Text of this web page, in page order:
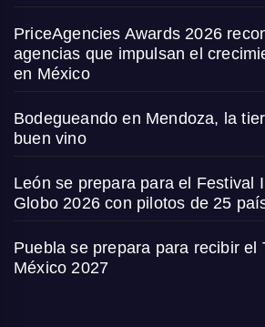
PriceAgencies Awards 2026
agencias que impulsan el
en México
Bodegueando en Mendoza, la
buen vino
León se prepara para el Festival
Globo 2026 con pilotos de 25
Puebla se prepara para recibir el
México 2027